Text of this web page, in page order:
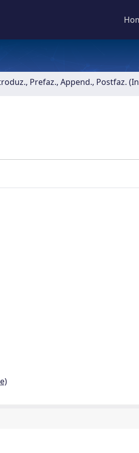
Prefaz., Append., Postfaz.